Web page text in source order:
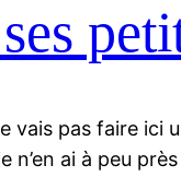
vais pas faire
n’en ai à peu